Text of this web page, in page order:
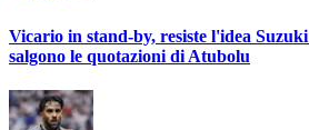
Vicario in stand-by, resiste l'idea
salgono le quotazioni di Atubolu